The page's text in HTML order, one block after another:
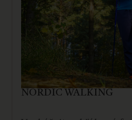
NORDIC WALKING